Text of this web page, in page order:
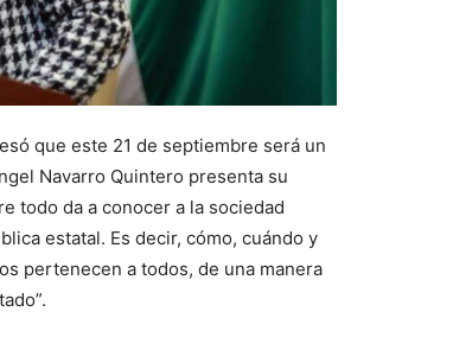
que este 21 de septiembre será un
Navarro Quintero presenta su
todo da a conocer a la sociedad
estatal. Es decir, cómo, cuándo y
pertenecen a todos, de una manera